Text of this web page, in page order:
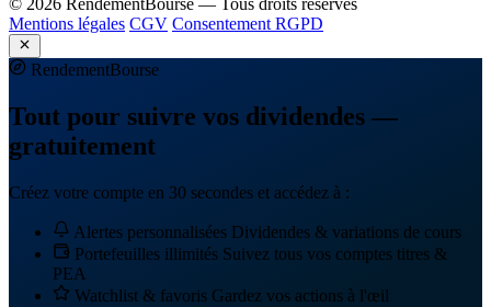
© 2026 RendementBourse — Tous droits réservés
Mentions légales CGV Consentement RGPD
RendementBourse
Tout pour suivre vos dividendes —
gratuitement
Créez votre compte en 30 secondes et accédez à :
Alertes personnalisées Dividendes & variations de cours
Portefeuilles illimités Suivez tous vos comptes titres &
PEA
Watchlist & favoris Gardez vos actions à l'œil